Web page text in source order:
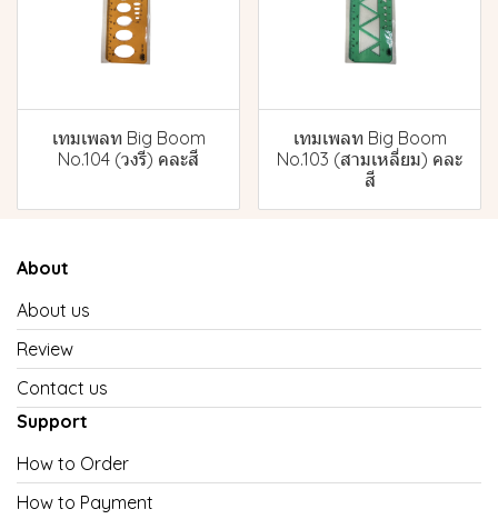
เทมเพลท Big Boom
No.104 (วงรี) คละสี
เทมเพลท Big Boom
No.103 (สามเหลี่ยม) คละ
สี
About
About us
Review
Contact us
Support
How to Order
How to Payment